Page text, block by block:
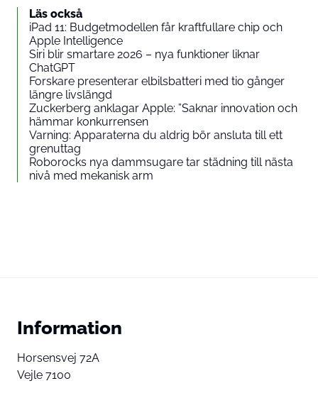
Läs också
iPad 11: Budgetmodellen får kraftfullare chip och
Apple Intelligence
Siri blir smartare 2026 – nya funktioner liknar
ChatGPT
Forskare presenterar elbilsbatteri med tio gånger
längre livslängd
Zuckerberg anklagar Apple: ”Saknar innovation och
hämmar konkurrensen
Varning: Apparaterna du aldrig bör ansluta till ett
grenuttag
Roborocks nya dammsugare tar städning till nästa
nivå med mekanisk arm
Information
Horsensvej 72A
Vejle 7100